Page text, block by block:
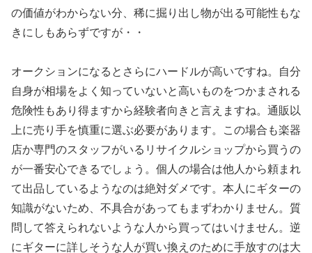
の価値がわからない分、稀に掘り出し物が出る可能性もな
きにしもあらずですが・・
オークションになるとさらにハードルが高いですね。自分
自身が相場をよく知っていないと高いものをつかまされる
危険性もあり得ますから経験者向きと言えますね。通販以
上に売り手を慎重に選ぶ必要があります。この場合も楽器
店か専門のスタッフがいるリサイクルショップから買うの
が一番安心できるでしょう。個人の場合は他人から頼まれ
て出品しているようなのは絶対ダメです。本人にギターの
知識がないため、不具合があってもまずわかりません。質
問して答えられないような人から買ってはいけません。逆
にギターに詳しそうな人が買い換えのために手放すのは大